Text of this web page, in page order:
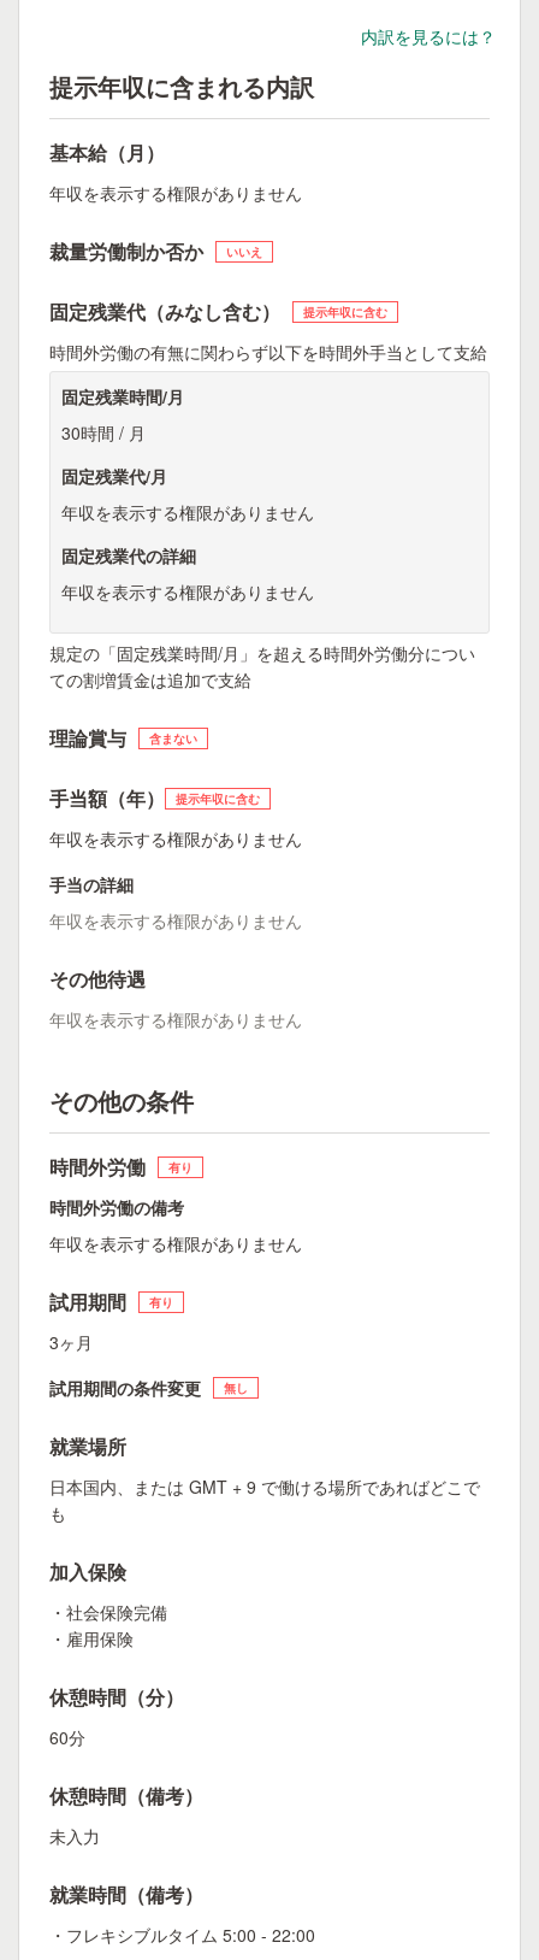
内訳を見るには？
提示年収に含まれる内訳
基本給（月）
年収を表示する権限がありません
裁量労働制か否か いいえ
固定残業代（みなし含む） 提示年収に含む
時間外労働の有無に関わらず以下を時間外手当として支給
固定残業時間/月
30時間 / 月
固定残業代/月
年収を表示する権限がありません
固定残業代の詳細
年収を表示する権限がありません
規定の「固定残業時間/月」を超える時間外労働分につい
ての割増賃金は追加で支給
理論賞与 含まない
手当額（年） 提示年収に含む
年収を表示する権限がありません
手当の詳細
年収を表示する権限がありません
その他待遇
年収を表示する権限がありません
その他の条件
時間外労働 有り
時間外労働の備考
年収を表示する権限がありません
試用期間 有り
3ヶ月
試用期間の条件変更
無し
就業場所
日本国内、または GMT + 9 で働ける場所であればどこで
も
加入保険
・社会保険完備
・雇用保険
休憩時間（分）
60分
休憩時間（備考）
未入力
就業時間（備考）
・フレキシブルタイム 5:00 - 22:00